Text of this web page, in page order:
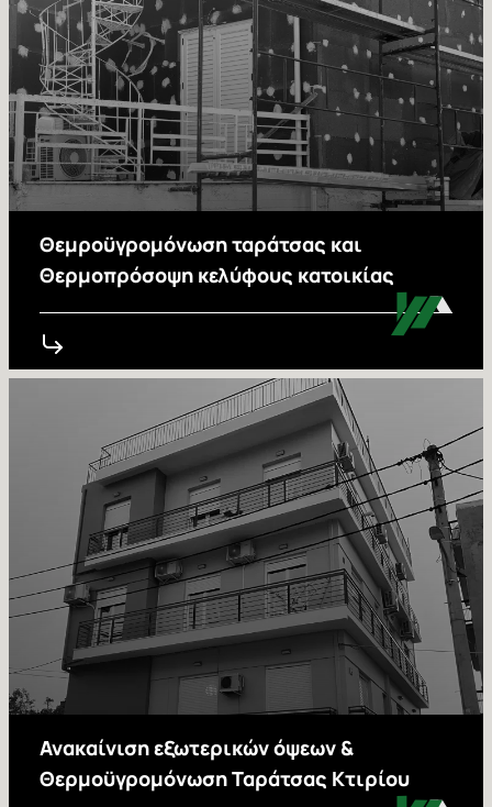
Θεμροϋγρομόνωση ταράτσας και
Θερμοπρόσοψη κελύφους κατοικίας
Ανακαίνιση εξωτερικών όψεων &
Θερμοϋγρομόνωση Ταράτσας Κτιρίου